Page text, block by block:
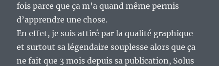
fois parce que ça m’a quand même permis
d’apprendre une chose.
En effet, je suis attiré par la qualité graphique
et surtout sa légendaire souplesse alors que ça
ne fait que 3 mois depuis sa publication, Solus